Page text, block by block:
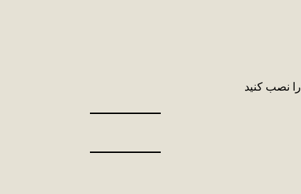
را نصب کنید